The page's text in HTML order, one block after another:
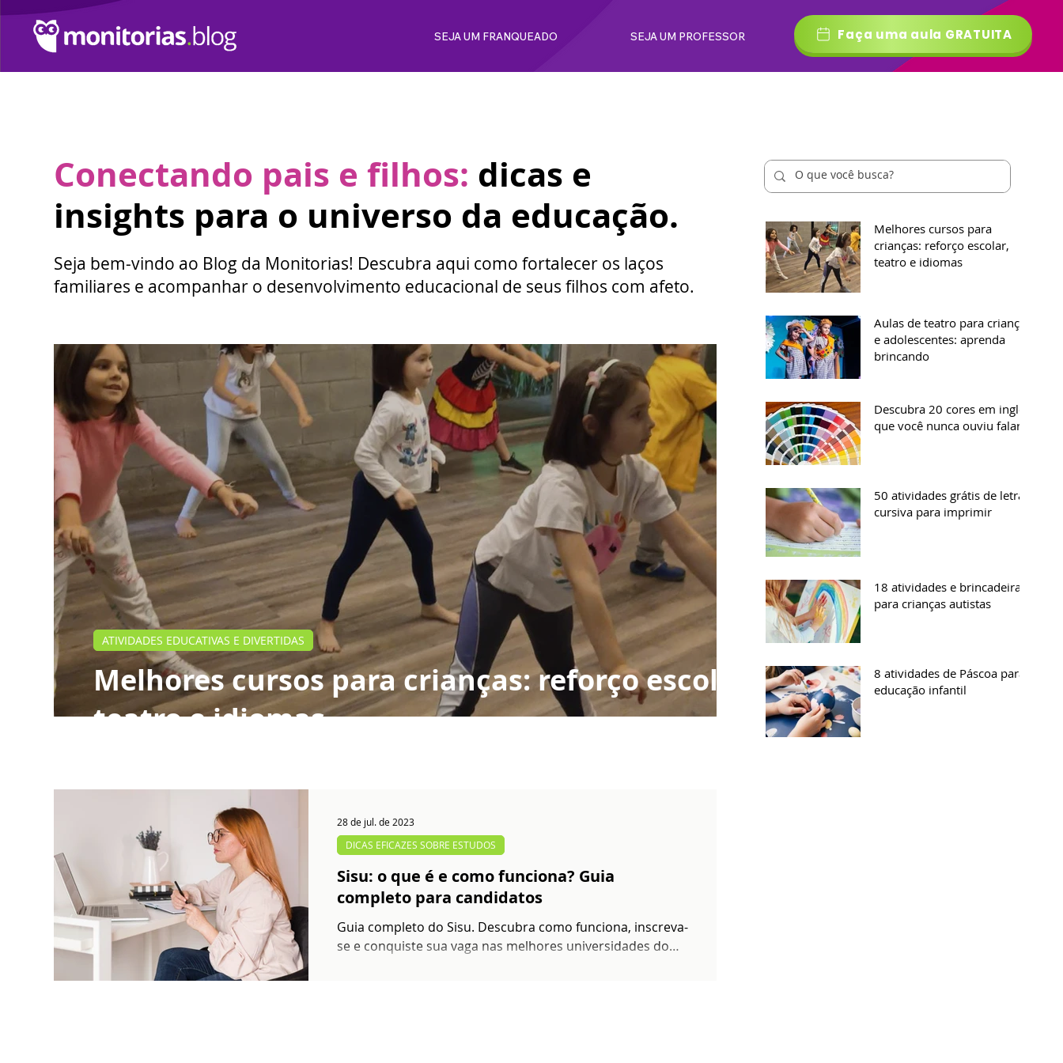
SEJA UM FRANQUEADO SEJA UM PROFESSOR Faça uma aula GRATUITA
Conectando pais e filhos: dicas e
insights para o universo da educação.
Seja bem-vindo ao Blog da Monitorias! Descubra aqui como fortalecer os laços
familiares e acompanhar o desenvolvimento educacional de seus filhos com afeto.
Melhores cursos para crianças: reforço escolar,
teatro e idiomas
ATIVIDADES EDUCATIVAS E DIVERTIDAS
Melhores cursos para
crianças: reforço escolar,
teatro e idiomas
Aulas de teatro para crianças
e adolescentes: aprenda
brincando
Descubra 20 cores em inglês
que você nunca ouviu falar
50 atividades grátis de letra
cursiva para imprimir
18 atividades e brincadeiras
para crianças autistas
8 atividades de Páscoa para
educação infantil
Sisu: o que é e como funciona? Guia
completo para candidatos
Guia completo do Sisu. Descubra como funciona, inscreva-
se e conquiste sua vaga nas melhores universidades do
DICAS EFICAZES SOBRE ESTUDOS
28 de jul. de 2023